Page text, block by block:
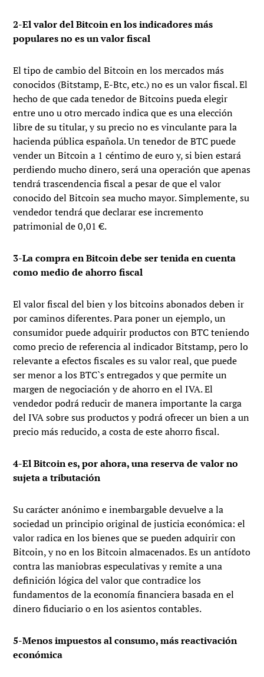
2-El valor del Bitcoin en los indicadores más
populares no es un valor fiscal
El tipo de cambio del Bitcoin en los mercados más
conocidos (Bitstamp, E-Btc, etc.) no es un valor fiscal. El
hecho de que cada tenedor de Bitcoins pueda elegir
entre uno u otro mercado indica que es una elección
libre de su titular, y su precio no es vinculante para la
hacienda pública española. Un tenedor de BTC puede
vender un Bitcoin a 1 céntimo de euro y, si bien estará
perdiendo mucho dinero, será una operación que apenas
tendrá trascendencia fiscal a pesar de que el valor
conocido del Bitcoin sea mucho mayor. Simplemente, su
vendedor tendrá que declarar ese incremento
patrimonial de 0,01 €.
3-La compra en Bitcoin debe ser tenida en cuenta
como medio de ahorro fiscal
El valor fiscal del bien y los bitcoins abonados deben ir
por caminos diferentes. Para poner un ejemplo, un
consumidor puede adquirir productos con BTC teniendo
como precio de referencia al indicador Bitstamp, pero lo
relevante a efectos fiscales es su valor real, que puede
ser menor a los BTC`s entregados y que permite un
margen de negociación y de ahorro en el IVA. El
vendedor podrá reducir de manera importante la carga
del IVA sobre sus productos y podrá ofrecer un bien a un
precio más reducido, a costa de este ahorro fiscal.
4-El Bitcoin es, por ahora, una reserva de valor no
sujeta a tributación
Su carácter anónimo e inembargable devuelve a la
sociedad un principio original de justicia económica: el
valor radica en los bienes que se pueden adquirir con
Bitcoin, y no en los Bitcoin almacenados. Es un antídoto
contra las maniobras especulativas y remite a una
definición lógica del valor que contradice los
fundamentos de la economía financiera basada en el
dinero fiduciario o en los asientos contables.
5-Menos impuestos al consumo, más reactivación
económica